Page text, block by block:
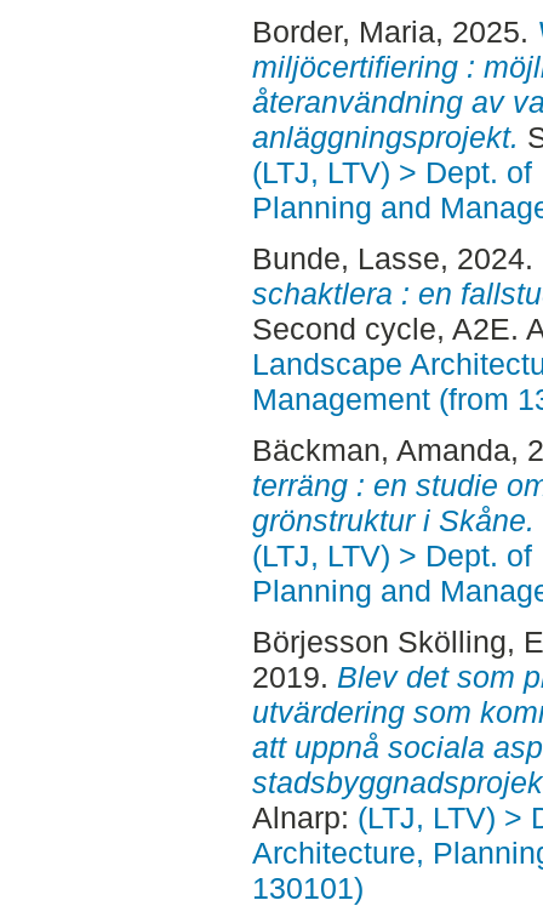
Border, Maria, 2025.
miljöcertifiering :
återanvändning av
anläggningsprojekt.
(LTJ, LTV) > Dept.
Planning and
Bunde, Lasse, 2024.
schaktlera : en
Second cycle, A2E.
Landscape
Management (from
Bäckman, Amanda,
terräng : en studie
grönstruktur i Skåne.
(LTJ, LTV) > Dept.
Planning and
Börjesson Skölling,
2019. Blev det som
utvärdering som
att uppnå sociala
Alnarp: (LTJ, LTV) >
Architecture,
130101)